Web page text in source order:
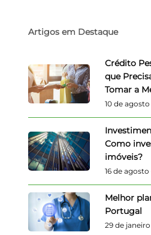
Artigos em Destaque
Crédito
que
Tomar a
10 de
Como
imóveis?
16 de
Melhor
Portugal
29 de